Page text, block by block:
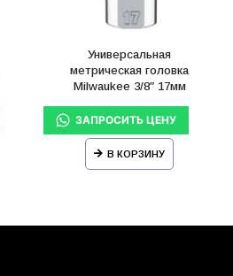
Универсальная
метрическая головка
Milwaukee 3/8″ 17мм
В КОРЗИНУ